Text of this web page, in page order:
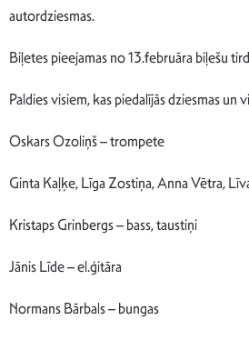
autordziesmas.
Biļetes pieejamas no 13.februāra biļešu
Paldies visiem, kas piedalījās dziesmas un
Oskars Ozoliņš – trompete
Ginta Kaļķe, Līga Zostiņa, Anna Vētra,
Kristaps Grinbergs – bass, taustiņi
Jānis Līde – el.ģitāra
Normans Bārbals – bungas